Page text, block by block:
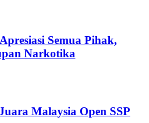
Semua Pihak,
Narkotika
Malaysia Open SSP